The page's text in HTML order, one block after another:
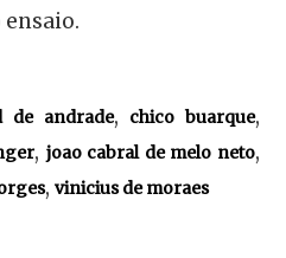
ensaio.
de andrade, chico buarque,
, joao cabral de melo neto,
,vinicius de moraes